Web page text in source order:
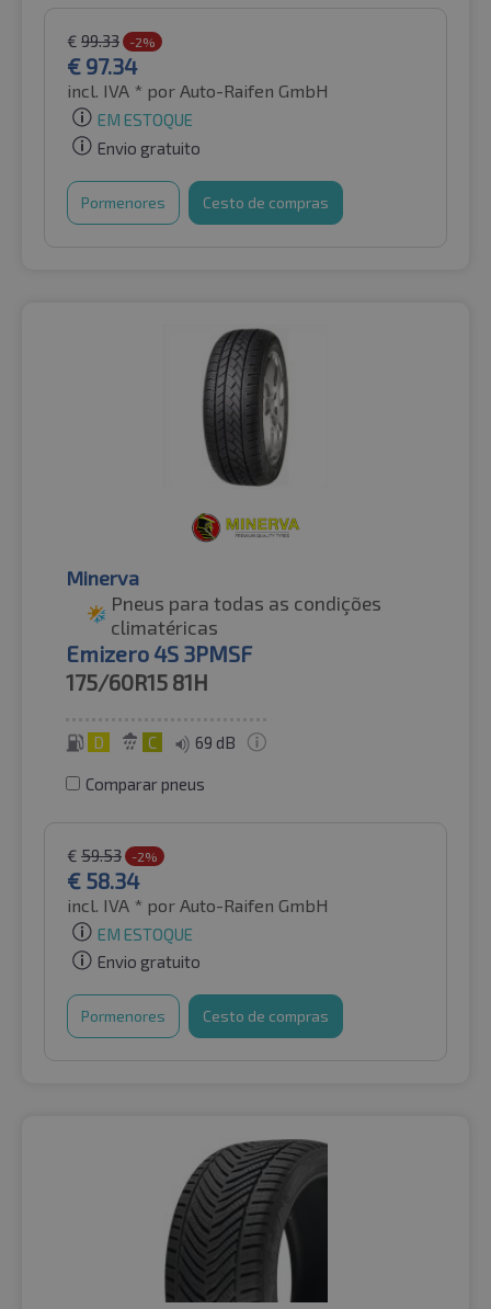
€ 99.33 -2%
€ 97.34
incl. IVA * por Auto-Raifen GmbH
EM ESTOQUE
Envio gratuito
Pormenores Cesto de compras
Minerva
Pneus para todas as condições
climatéricas
Emizero 4S 3PMSF
175/60R15 81H
D C 69 dB
Comparar pneus
€ 59.53 -2%
€ 58.34
incl. IVA * por Auto-Raifen GmbH
EM ESTOQUE
Envio gratuito
Pormenores Cesto de compras